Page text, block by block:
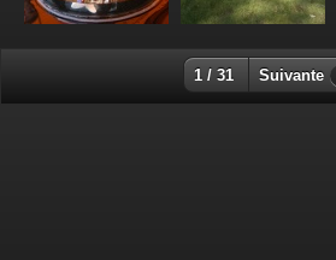
1 / 31 Suivante